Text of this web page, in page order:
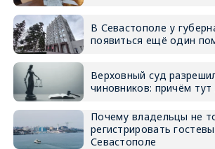
В Севастополе у
появиться ещё один
Верховный суд
чиновников: причём
Почему владельцы не
регистрировать
Севастополе